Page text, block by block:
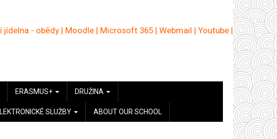
jídelna - obědy | Moodle | Microsoft 365 | Webmail | Youtube |
ERASMUS+ DRUŽINA
SLUŽBY ABOUT OUR SCHOOL